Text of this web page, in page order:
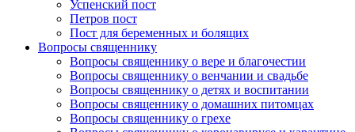
Успенский пост
Петров пост
Пост для беременных и болящих
Вопросы священнику
Вопросы священнику о вере и благочестии
Вопросы священнику о венчании и свадьбе
Вопросы священнику о детях и воспитании
Вопросы священнику о домашних питомцах
Вопросы священнику о грехе